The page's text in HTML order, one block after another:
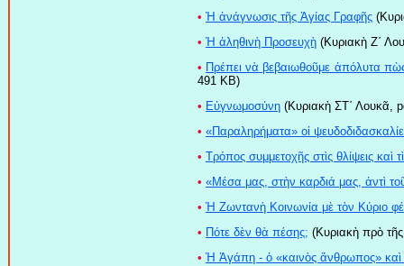
• Ἡ ἀνάγνωσις τῆς Ἁγίας Γραφῆς
• Ἡ ἀληθινὴ Προσευχὴ (Κυριακὴ Ζ΄
• Πρέπει νὰ βεβαιωθοῦμε ἀπόλυτα
491 KB)
• Εὐγνωμοσύνη (Κυριακὴ ΣΤ΄ Λουκᾶ,
• «Παραληρήματα» oἱ
• Τρόπος συμμετοχῆς στὶς θλίψεις καὶ
• «Μέσα μας, στὴν καρδιά μας, ἀντὶ
• Ἡ Ζωντανὴ Κοινωνία μὲ τὸν Κύριο
• Πότε δὲν θὰ πέσης; (Κυριακὴ πρὸ
• Ἡ Ἀγάπη - ὁ «καινὸς ἄνθρωπος» καὶ